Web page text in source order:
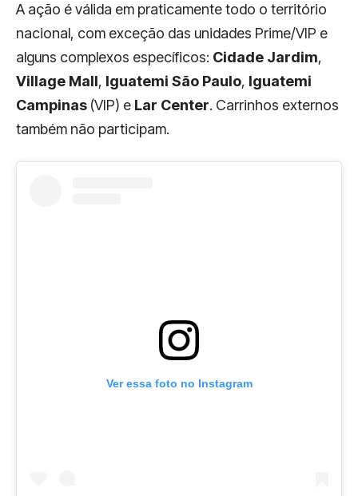
A ação é válida em praticamente todo o território
nacional, com exceção das unidades Prime/VIP e
alguns complexos específicos: Cidade Jardim,
Village Mall, Iguatemi São Paulo, Iguatemi
Campinas (VIP) e Lar Center. Carrinhos externos
também não participam.
Ver essa foto no Instagram